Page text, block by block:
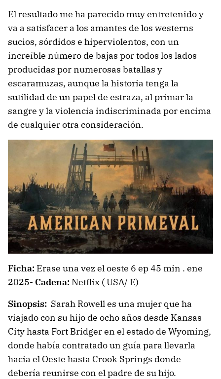
El resultado me ha parecido muy entretenido y
va a satisfacer a los amantes de los westerns
sucios, sórdidos e hiperviolentos, con un
increíble número de bajas por todos los lados
producidas por numerosas batallas y
escaramuzas, aunque la historia tenga la
sutilidad de un papel de estraza, al primar la
sangre y la violencia indiscriminada por encima
de cualquier otra consideración.
Ficha: Erase una vez el oeste 6 ep 45 min . ene
2025- Cadena: Netflix ( USA/ E)
Sinopsis: Sarah Rowell es una mujer que ha
viajado con su hijo de ocho años desde Kansas
City hasta Fort Bridger en el estado de Wyoming,
donde había contratado un guía para llevarla
hacia el Oeste hasta Crook Springs donde
debería reunirse con el padre de su hijo.